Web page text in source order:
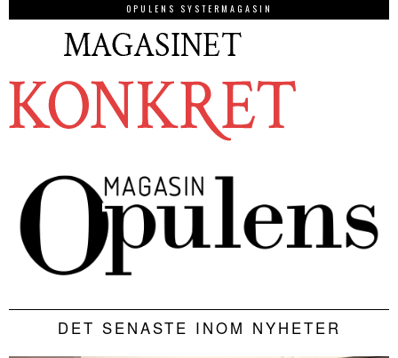
OPULENS SYSTERMAGASIN
DET SENASTE INOM NYHETER